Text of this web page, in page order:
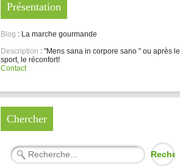
Présentation
Blog : La marche gourmande
Description : "Mens sana in corpore sano " ou après le
sport, le réconfort!
Contact
Chercher